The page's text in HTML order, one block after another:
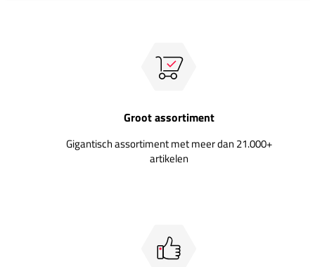
Groot assortiment
Gigantisch assortiment met meer dan 21.000+
artikelen